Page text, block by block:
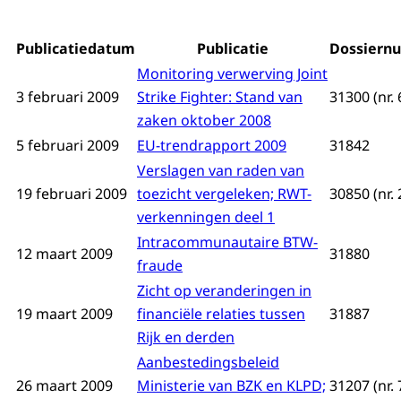
Publicatiedatum Publicatie
3 februari 2009
Monitoring verwerving Joint
Strike Fighter: Stand van
zaken oktober 2008
31300 (nr.
5 februari 2009 EU-trendrapport 2009 31842
19 februari 2009
Verslagen van raden van
toezicht vergeleken; RWT-
verkenningen deel 1
30850 (nr.
12 maart 2009
Intracommunautaire BTW-
fraude
31880
19 maart 2009
Zicht op veranderingen in
financiële relaties tussen
Rijk en derden
31887
26 maart 2009
Aanbestedingsbeleid
Ministerie van BZK en KLPD; 31207 (nr.